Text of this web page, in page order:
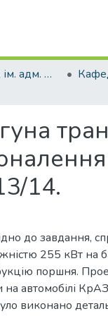
ВСП ПННІ НУК ім. адм. Макарова
14.
до завдання,
255 кВт на
поршня.
на автомобілі
виконано